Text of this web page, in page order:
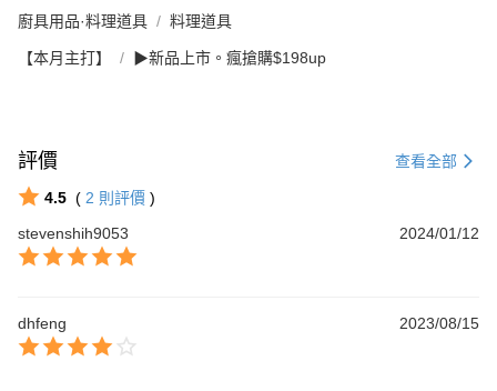
廚具用品·料理道具 料理道具
【本月主打】 ▶新品上市。瘋搶購$198up
評價 查看全部
4.5 ( 2 則評價 )
stevenshih9053
2024/01/12
dhfeng 2023/08/15